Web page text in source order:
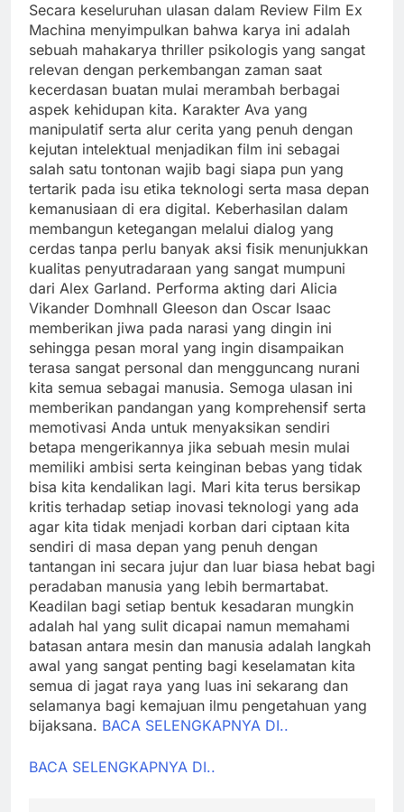
Secara keseluruhan ulasan dalam Review Film Ex
Machina menyimpulkan bahwa karya ini adalah
sebuah mahakarya thriller psikologis yang sangat
relevan dengan perkembangan zaman saat
kecerdasan buatan mulai merambah berbagai
aspek kehidupan kita. Karakter Ava yang
manipulatif serta alur cerita yang penuh dengan
kejutan intelektual menjadikan film ini sebagai
salah satu tontonan wajib bagi siapa pun yang
tertarik pada isu etika teknologi serta masa depan
kemanusiaan di era digital. Keberhasilan dalam
membangun ketegangan melalui dialog yang
cerdas tanpa perlu banyak aksi fisik menunjukkan
kualitas penyutradaraan yang sangat mumpuni
dari Alex Garland. Performa akting dari Alicia
Vikander Domhnall Gleeson dan Oscar Isaac
memberikan jiwa pada narasi yang dingin ini
sehingga pesan moral yang ingin disampaikan
terasa sangat personal dan mengguncang nurani
kita semua sebagai manusia. Semoga ulasan ini
memberikan pandangan yang komprehensif serta
memotivasi Anda untuk menyaksikan sendiri
betapa mengerikannya jika sebuah mesin mulai
memiliki ambisi serta keinginan bebas yang tidak
bisa kita kendalikan lagi. Mari kita terus bersikap
kritis terhadap setiap inovasi teknologi yang ada
agar kita tidak menjadi korban dari ciptaan kita
sendiri di masa depan yang penuh dengan
tantangan ini secara jujur dan luar biasa hebat bagi
peradaban manusia yang lebih bermartabat.
Keadilan bagi setiap bentuk kesadaran mungkin
adalah hal yang sulit dicapai namun memahami
batasan antara mesin dan manusia adalah langkah
awal yang sangat penting bagi keselamatan kita
semua di jagat raya yang luas ini sekarang dan
selamanya bagi kemajuan ilmu pengetahuan yang
bijaksana. BACA SELENGKAPNYA DI..
BACA SELENGKAPNYA DI..